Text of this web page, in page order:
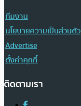
ทีมงาน
นโยบายความเป็นส่วนตัว
Advertise
ตั้งค่าคุกกี้
ติดตามเรา